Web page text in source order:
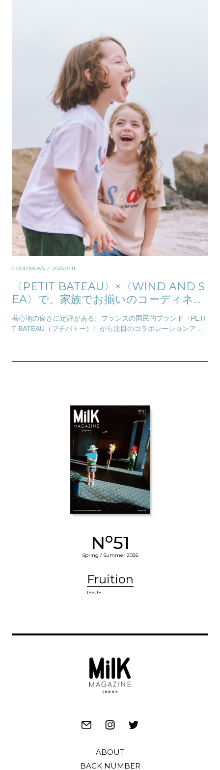
GOOD NEWS ／ 2025.07.11
〈PETIT BATEAU〉×〈WIND AND S
EA〉で、家族でお揃いのコーディネー
ト！
着心地の良さに定評がある、フランスの国民的ブランド〈PETI
T BATEAU（プチバトー）〉から注目のコラボレーションアイ
No51
Spring / Summer 2026
Fruition
ISSUE
ABOUT
BACK NUMBER